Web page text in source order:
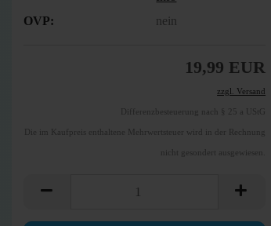
OVP:
nein
19,99 EUR
zzgl. Versand
Differenzbesteuerung nach § 25 a UStG
Die im Kaufpreis enthaltene Mehrwertsteuer wird in der Rechnung
nicht gesondert ausgewiesen.